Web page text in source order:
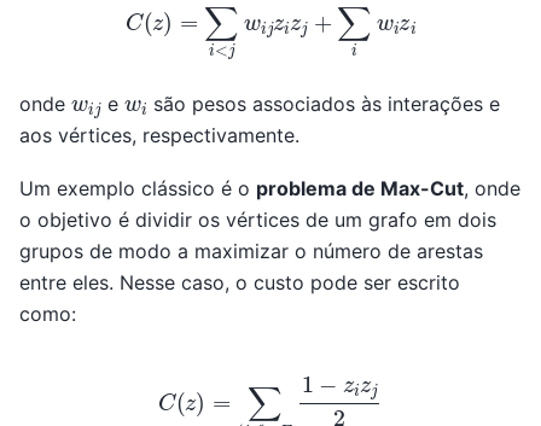
C (z ∑i< ∑iw
onde wije wi são pesos associados às interações e
aos vértices, respectivamente.
Um exemplo clássico é o problema de Max-Cut, onde
o objetivo é dividir os vértices de um grafo em dois
grupos de modo a maximizar o número de arestas
entre eles. Nesse caso, o custo pode ser escrito
como:
E1 izj2